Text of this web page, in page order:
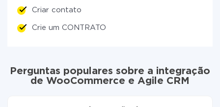
Criar contato
Crie um CONTRATO
Perguntas populares sobre a integração
de WooCommerce e Agile CRM